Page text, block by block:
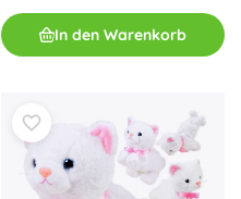
In den Warenkorb